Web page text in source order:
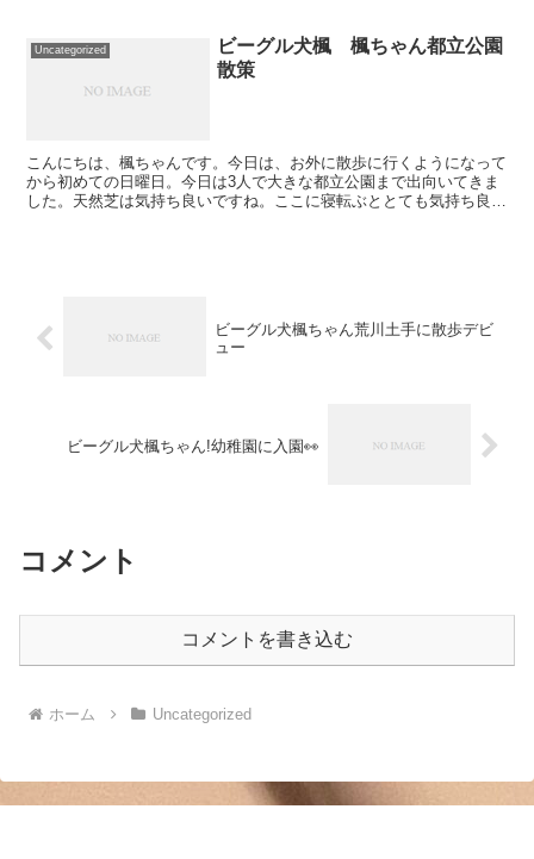
Uncategorized
ビーグル犬楓 楓ちゃん都立公園
散策
こんにちは、楓ちゃんです。今日は、お外に散歩に行くようになって
から初めての日曜日。今日は3人で大きな都立公園まで出向いてきま
した。天然芝は気持ち良いですね。ここに寝転ぶととても気持ち良い
ビーグル犬楓ちゃん荒川土手に散歩デビ
ュー
ビーグル犬楓ちゃん!幼稚園に入園👀
コメント
コメントを書き込む
ホーム Uncategorized